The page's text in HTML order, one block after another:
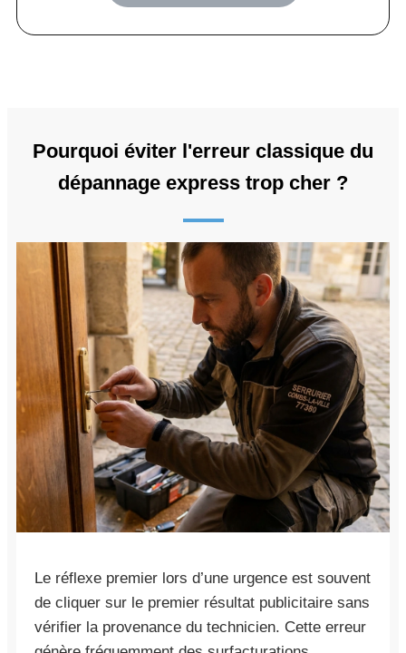
Pourquoi éviter l'erreur classique du
dépannage express trop cher ?
Le réflexe premier lors d’une urgence est souvent
de cliquer sur le premier résultat publicitaire sans
vérifier la provenance du technicien. Cette erreur